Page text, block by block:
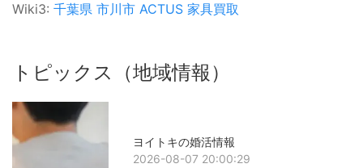
Wiki3: 千葉県 市川市 ACTUS 家具買取
トピックス（地域情報）
ヨイトキの婚活情報
2026-08-07 20:00:29